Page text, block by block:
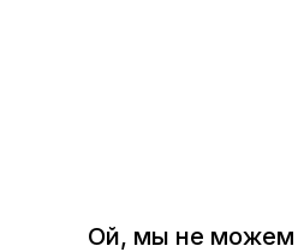
Ой, мы не можем